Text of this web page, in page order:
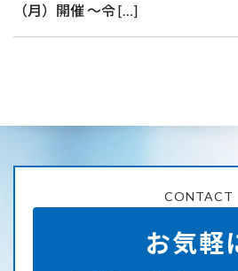
（月）開催 ～令 […]
CONTACT
お気軽